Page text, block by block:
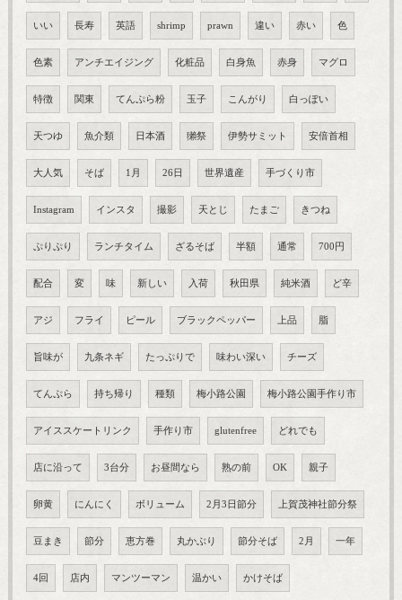
いい 長寿 英語 shrimp prawn 違い 赤い 色
色素 アンチエイジング 化粧品 白身魚 赤身 マグロ
特徴 関東 てんぷら粉 玉子 こんがり 白っぽい
天つゆ 魚介類 日本酒 獺祭 伊勢サミット 安倍首相
大人気 そば 1月 26日 世界遺産 手づくり市
Instagram インスタ 撮影 天とじ たまご きつね
ぷりぷり ランチタイム ざるそば 半額 通常 700円
配合 変 味 新しい 入荷 秋田県 純米酒 ど辛
アジ フライ ピール ブラックペッパー 上品 脂
旨味が 九条ネギ たっぷりで 味わい深い チーズ
てんぷら 持ち帰り 種類 梅小路公園 梅小路公園手作り市
アイススケートリンク 手作り市 glutenfree どれでも
店に沿って 3台分 お昼間なら 熟の前 OK 親子
卵黄 にんにく ボリューム 2月3日節分 上賀茂神社節分祭
豆まき 節分 恵方巻 丸かぶり 節分そば 2月 一年
4回 店内 マンツーマン 温かい かけそば